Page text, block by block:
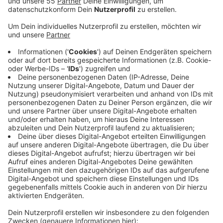
Anzeige
In diesen Tagen legen die Bauern auf den Feldern los.
Und das nicht ganz unbeschwert. Im Moment machen
sich die Landwirte Sorgen um den Absatz. Im
vergangenen Jahr hatten die Bauern Probleme, ihren
Spargel loszuwerden. Hintergrund waren die
gestiegenen Preise. Durch die Erhöhung des
Mindestlohns bei Erntehelfern und Co. wurde auch der
Spargel teurer. Das hatte dazu geführt, dass große
Handelsketten die Ware nicht gekauft und häufig auf
günstigere Anbieter aus dem Ausland gesetzt haben.
Der Spargel vom Niederrhein biete aber eine gute
Qualität. Vor allem das Wetter im ersten Quartal des
Jahres habe dem Spargel beim Wachsen geholfen.
Zum Beispiel habe es bisher keinen anhaltenden Frost
gegeben.